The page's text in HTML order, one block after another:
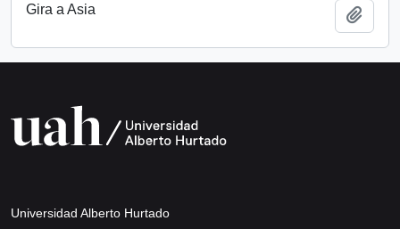
Gira a Asia
Universidad Alberto Hurtado